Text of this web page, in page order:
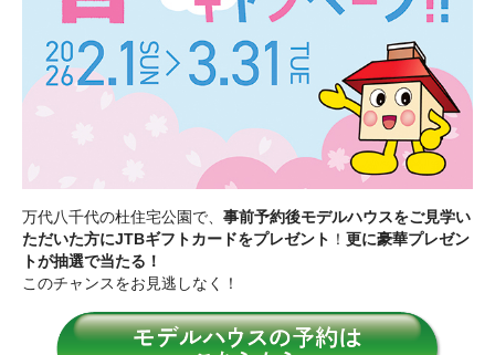
万代八千代の杜住宅公園で、 事前予約後モデルハウスをご見学い
ただいた方にJTBギフトカードをプレゼント ！ 更に豪華プレゼン
トが抽選で当たる！
このチャンスをお見逃しなく！